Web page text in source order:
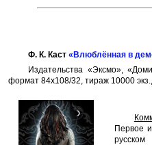
Ф. К. Каст «Влюблённая в
Издательства «Эксмо»,
формат 84x108/32, тираж 10000
Первое